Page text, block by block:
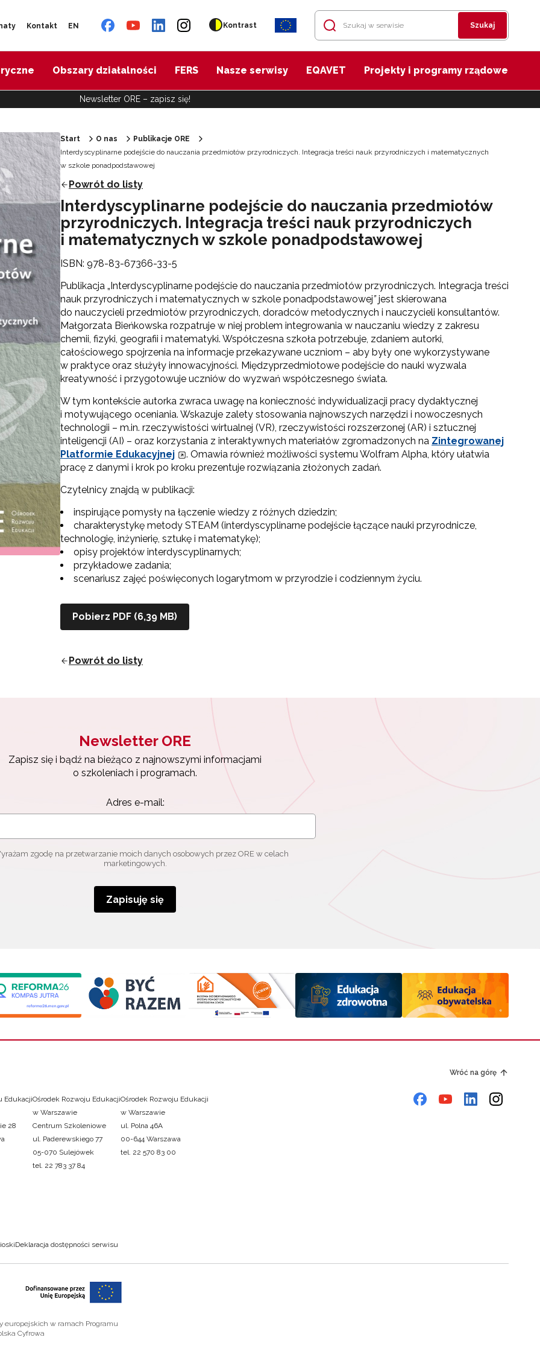
Kontakt EN Kontrast Szukaj
Obszary działalności FERS Nasze serwisy EQAVET Projekty i programy rządowe
Newsletter ORE – zapisz się!
Start O nas
Publikacje ORE
Interdyscyplinarne podejście do nauczania przedmiotów przyrodniczych. Integracja treści nauk przyrodniczych i matematycznych
w szkole ponadpodstawowej
Powrót do listy
Interdyscyplinarne podejście do nauczania przedmiotów
przyrodniczych. Integracja treści nauk przyrodniczych
i matematycznych w szkole ponadpodstawowej
ISBN: 978-83-67366-33-5
Publikacja „Interdyscyplinarne podejście do nauczania przedmiotów przyrodniczych. Integracja treści
nauk przyrodniczych i matematycznych w szkole ponadpodstawowej”jest skierowana
do nauczycieli przedmiotów przyrodniczych, doradców metodycznych i nauczycieli konsultantów.
Małgorzata Bieńkowska rozpatruje w niej problem integrowania w nauczaniu wiedzy z zakresu
chemii, fizyki, geografii i matematyki. Współczesna szkoła potrzebuje, zdaniem autorki,
całościowego spojrzenia na informacje przekazywane uczniom – aby były one wykorzystywane
w praktyce oraz służyły innowacyjności. Międzyprzedmiotowe podejście do nauki wyzwala
kreatywność i przygotowuje uczniów do wyzwań współczesnego świata.
W tym kontekście autorka zwraca uwagę na konieczność indywidualizacji pracy dydaktycznej
i motywującego oceniania. Wskazuje zalety stosowania najnowszych narzędzi i nowoczesnych
technologii – m.in. rzeczywistości wirtualnej (VR), rzeczywistości rozszerzonej (AR) i sztucznej
inteligencji (AI) – oraz korzystania z interaktywnych materiałów zgromadzonych na Zintegrowanej
Platformie Edukacyjnej
. Omawia również możliwości systemu Wolfram Alpha, który ułatwia
pracę z danymi i krok po kroku prezentuje rozwiązania złożonych zadań.
Czytelnicy znajdą w publikacji:
inspirujące pomysły na łączenie wiedzy z różnych dziedzin;
charakterystykę metody STEAM (interdyscyplinarne podejście łączące nauki przyrodnicze,
technologię, inżynierię, sztukę i matematykę);
opisy projektów interdyscyplinarnych;
przykładowe zadania;
scenariusz zajęć poświęconych logarytmom w przyrodzie i codziennym życiu.
Pobierz PDF (6,39 MB)
Powrót do listy
Newsletter ORE
Zapisz się i bądź na bieżąco z najnowszymi informacjami
o szkoleniach i programach.
Adres e-mail:
zgodę na przetwarzanie moich danych osobowych przez ORE w celach
marketingowych.
Zapisuję się
Wróć na górę
Edukacji
28
Ośrodek Rozwoju Edukacji
w Warszawie
Centrum Szkoleniowe
ul. Paderewskiego 77
05-070 Sulejówek
tel. 22 783 37 84
Ośrodek Rozwoju Edukacji
w Warszawie
ul. Polna 46A
00-644 Warszawa
tel. 22 570 83 00
Deklaracja dostępności serwisu
europejskich w ramach Programu
Cyfrowa
ORE
się